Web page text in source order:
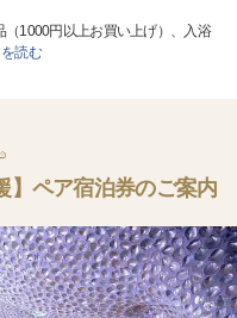
1000円以上お買い上げ）、入浴
読む
】ペア宿泊券のご案内